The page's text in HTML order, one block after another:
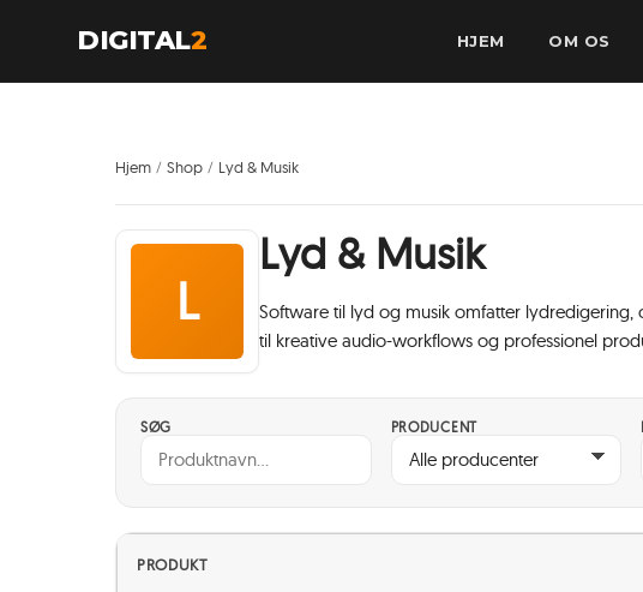
DIGITAL2 HJEM OM OS
Hjem / Shop / Lyd & Musik
L
Lyd & Musik
Software til lyd og musik omfatter lydredigering,
til kreative audio-workflows og professionel
SØG PRODUCENT
PRODUKT